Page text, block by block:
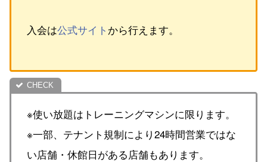
入会は公式サイト から行えます。
※使い放題はトレーニングマシンに限ります。
※一部、テナント規制により24時間営業ではな
い店舗・休館日がある店舗もあります。